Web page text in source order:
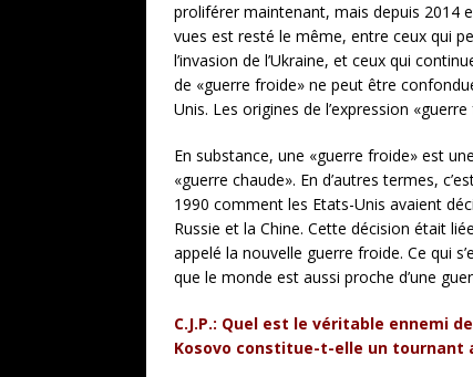
proliférer maintenant, mais depuis 2014
vues est resté le même, entre ceux qui
l’invasion de l’Ukraine, et ceux qui
de «guerre froide» ne peut être
Unis. Les origines de l’expression
En substance, une «guerre froide» est
«guerre chaude». En d’autres termes,
1990 comment les Etats-Unis avaient
Russie et la Chine. Cette décision était
appelé la nouvelle guerre froide. Ce qui
que le monde est aussi proche d’une
C.J.P.: Quel est le véritable ennemi
Kosovo constitue-t-elle un tournant